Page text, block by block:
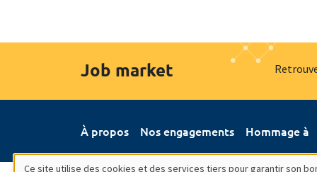
Job market
À propos Nos engagements Hommage à
Ce site utilise des cookies et des services tiers pour garantir son